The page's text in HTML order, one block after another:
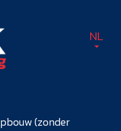
NL
(zonder